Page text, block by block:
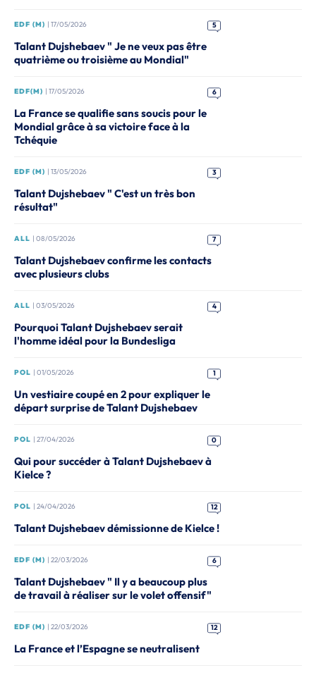
EDF (M) | 17/05/2026 5
Talant Dujshebaev " Je ne veux pas être
quatrième ou troisième au Mondial"
EDF(M) | 17/05/2026 6
La France se qualifie sans soucis pour le
Mondial grâce à sa victoire face à la
Tchéquie
EDF (M) | 13/05/2026 3
Talant Dujshebaev " C'est un très bon
résultat"
ALL | 08/05/2026 7
Talant Dujshebaev confirme les contacts
avec plusieurs clubs
ALL | 03/05/2026 4
Pourquoi Talant Dujshebaev serait
l'homme idéal pour la Bundesliga
POL | 01/05/2026 1
Un vestiaire coupé en 2 pour expliquer le
départ surprise de Talant Dujshebaev
POL | 27/04/2026 0
Qui pour succéder à Talant Dujshebaev à
Kielce ?
POL | 24/04/2026 12
Talant Dujshebaev démissionne de Kielce !
EDF (M) | 22/03/2026 6
Talant Dujshebaev " Il y a beaucoup plus
de travail à réaliser sur le volet offensif"
EDF (M) | 22/03/2026 12
La France et l’Espagne se neutralisent